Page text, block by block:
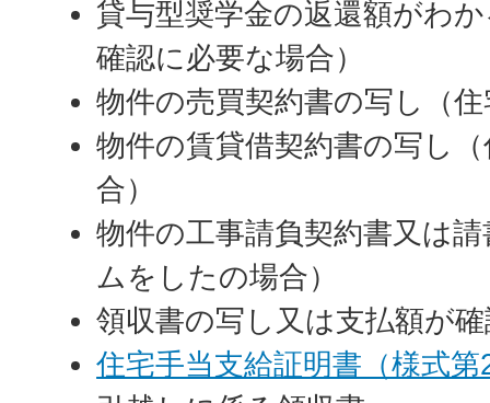
貸与型奨学金の返還額がわ
確認に必要な場合）
物件の売買契約書の写し（
物件の賃貸借契約書の写し
合）
物件の工事請負契約書又は
ムをしたの場合）
領収書の写し又は支払額が
住宅手当支給証明書（様式第